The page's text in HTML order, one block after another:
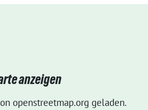
anzeigen
openstreetmap.org geladen.